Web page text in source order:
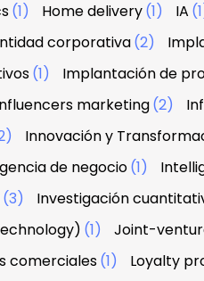
(1) Home delivery(1) IA
corporativa(2)
(1) Implantación de
marketing(2)
Innovación y
de negocio(1)
(3) Investigación
(1) Joint-
comerciales(1) Loyalty